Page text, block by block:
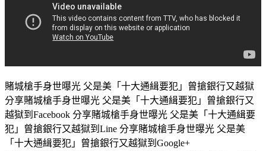
賭城槍手身世曝光 父是美「十大通緝要犯」曾搶銀行又越獄
分享賭城槍手身世曝光 父是美「十大通緝要犯」曾搶銀行又
越獄到Facebook 分享賭城槍手身世曝光 父是美「十大通緝要
犯」曾搶銀行又越獄到Line 分享賭城槍手身世曝光 父是美
「十大通緝要犯」曾搶銀行又越獄到Google+